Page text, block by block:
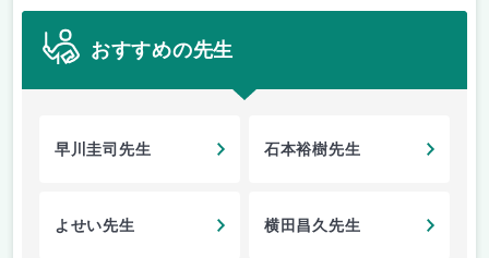
おすすめの先生
早川圭司先生 石本裕樹先生
よせい先生 横田昌久先生